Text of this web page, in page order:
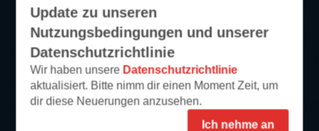
Update zu unseren
Nutzungsbedingungen und unserer
Datenschutzrichtlinie
Wir haben unsere Datenschutzrichtlinie
aktualisiert. Bitte nimm dir einen Moment Zeit, um
dir diese Neuerungen anzusehen.
Ich nehme an
Service
So funktioniert‘s
FAQ
Newsletter abonnieren